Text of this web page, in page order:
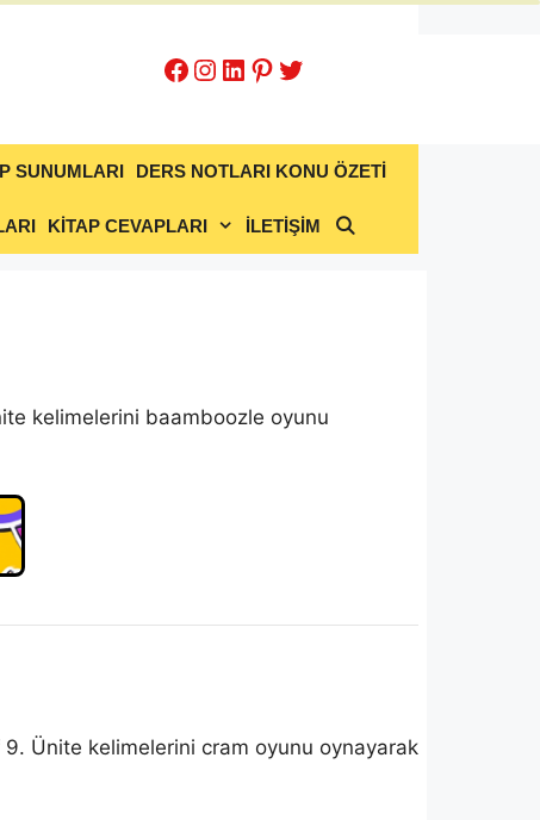
Facebook
Instagram
LinkedIn
Pinterest
Twitter
SUNUMLARI DERS NOTLARI KONU ÖZETİ
KİTAP CEVAPLARI İLETİŞİM
kelimelerini baamboozle oyunu
9. Ünite kelimelerini cram oyunu oynayarak